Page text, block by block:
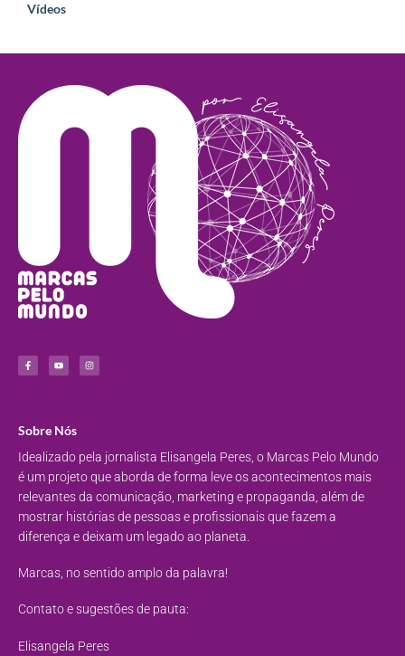
Vídeos
Sobre Nós
Idealizado pela jornalista Elisangela Peres, o Marcas Pelo Mundo
é um projeto que aborda de forma leve os acontecimentos mais
relevantes da comunicação, marketing e propaganda, além de
mostrar histórias de pessoas e profissionais que fazem a
diferença e deixam um legado ao planeta.
Marcas, no sentido amplo da palavra!
Contato e sugestões de pauta:
Elisangela Peres